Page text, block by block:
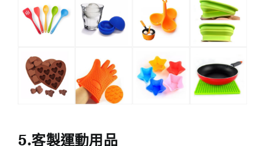
5.客製運動用品